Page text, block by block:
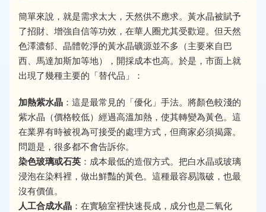
簡單來說，就是需求太大，天然供不應求。黃水晶被賦予
了招財、增強自信等功效，在華人圈尤其受歡迎。但天然
色澤濃郁、晶體乾淨的黃水晶礦源並不多（主要來自巴
西、馬達加斯加等地），開採成本也高。於是，市面上就
出現了幾種主要的「替代品」：
加熱紫水晶 ：這是最常見的「優化」手法。將顏色較淺的
紫水晶（價格較低）經過高溫加熱，使其轉變為黃色。這
在業界有時被視為可接受的處理方式，但商家必須揭露。
問題是，很多都不會告訴你。
染色玻璃或石英 ：成本最低的造假方式。把白水晶或玻璃
浸泡在染料裡，做出鮮豔的黃色。這種最容易識破，也最
沒有價值。
人工合成水晶 ：在實驗室裡快速長成，成分也是二氧化